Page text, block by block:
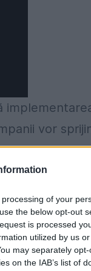
of your
the below opt-out
is processed
utilized by us
may separately
on the IAB’s list of
vor
aferente
de apă.
miliarde de
de a contribui
cu